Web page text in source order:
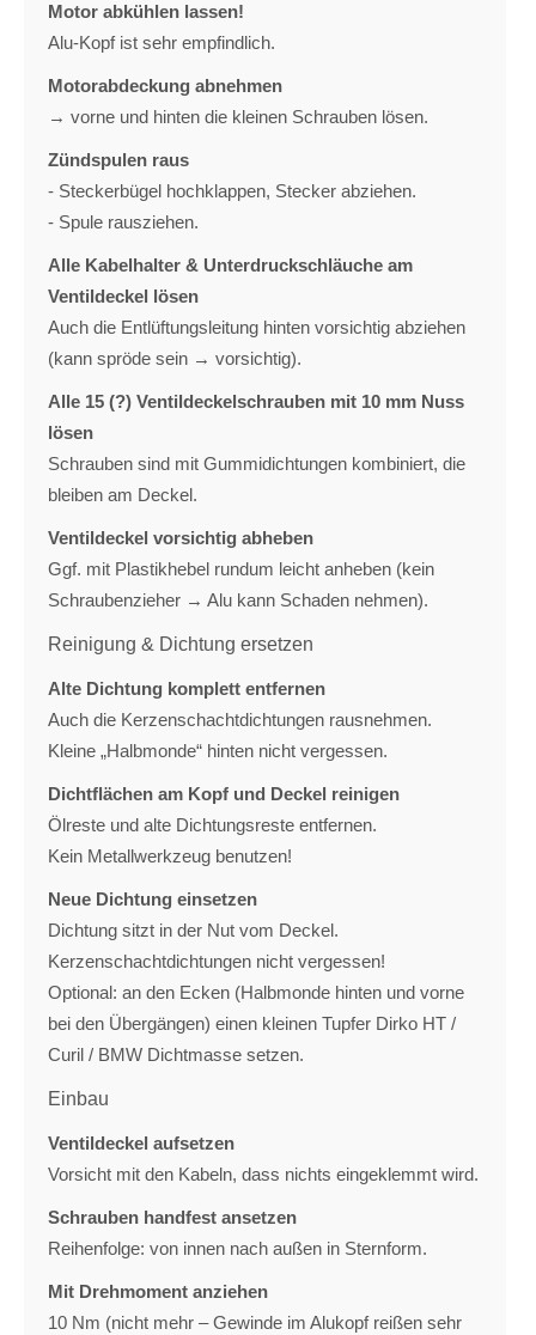
Motor abkühlen lassen!
Alu-Kopf ist sehr empfindlich.
Motorabdeckung abnehmen
→ vorne und hinten die kleinen Schrauben lösen.
Zündspulen raus
- Steckerbügel hochklappen, Stecker abziehen.
- Spule rausziehen.
Alle Kabelhalter & Unterdruckschläuche am
Ventildeckel lösen
Auch die Entlüftungsleitung hinten vorsichtig abziehen
(kann spröde sein → vorsichtig).
Alle 15 (?) Ventildeckelschrauben mit 10 mm Nuss
lösen
Schrauben sind mit Gummidichtungen kombiniert, die
bleiben am Deckel.
Ventildeckel vorsichtig abheben
Ggf. mit Plastikhebel rundum leicht anheben (kein
Schraubenzieher → Alu kann Schaden nehmen).
Reinigung & Dichtung ersetzen
Alte Dichtung komplett entfernen
Auch die Kerzenschachtdichtungen rausnehmen.
Kleine „Halbmonde“ hinten nicht vergessen.
Dichtflächen am Kopf und Deckel reinigen
Ölreste und alte Dichtungsreste entfernen.
Kein Metallwerkzeug benutzen!
Neue Dichtung einsetzen
Dichtung sitzt in der Nut vom Deckel.
Kerzenschachtdichtungen nicht vergessen!
Optional: an den Ecken (Halbmonde hinten und vorne
bei den Übergängen) einen kleinen Tupfer Dirko HT /
Curil / BMW Dichtmasse setzen.
Einbau
Ventildeckel aufsetzen
Vorsicht mit den Kabeln, dass nichts eingeklemmt wird.
Schrauben handfest ansetzen
Reihenfolge: von innen nach außen in Sternform.
Mit Drehmoment anziehen
10 Nm (nicht mehr – Gewinde im Alukopf reißen sehr